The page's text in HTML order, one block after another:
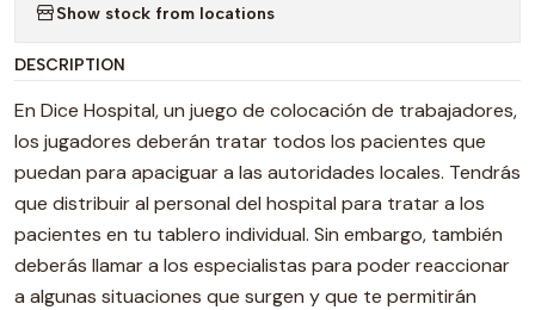
Show stock from locations
DESCRIPTION
En Dice Hospital, un juego de colocación de trabajadores,
los jugadores deberán tratar todos los pacientes que
puedan para apaciguar a las autoridades locales. Tendrás
que distribuir al personal del hospital para tratar a los
pacientes en tu tablero individual. Sin embargo, también
deberás llamar a los especialistas para poder reaccionar
a algunas situaciones que surgen y que te permitirán